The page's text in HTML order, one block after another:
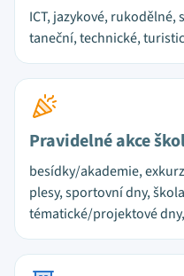
ICT, jazykové,
taneční, technické,
Pravidelné akce
besídky/akademie,
plesy, sportovní dny,
tématické/projektové